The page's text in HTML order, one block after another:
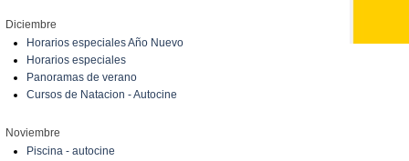
Diciembre
Horarios especiales Año Nuevo
Horarios especiales
Panoramas de verano
Cursos de Natacion - Autocine
Noviembre
Piscina - autocine